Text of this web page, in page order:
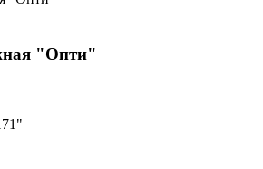
"Опти"